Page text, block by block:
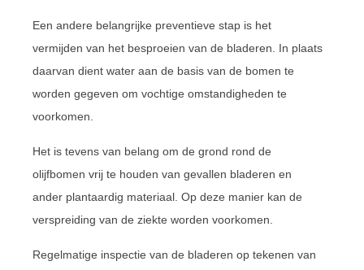
Een andere belangrijke preventieve stap is het
vermijden van het besproeien van de bladeren. In plaats
daarvan dient water aan de basis van de bomen te
worden gegeven om vochtige omstandigheden te
voorkomen.
Het is tevens van belang om de grond rond de
olijfbomen vrij te houden van gevallen bladeren en
ander plantaardig materiaal. Op deze manier kan de
verspreiding van de ziekte worden voorkomen.
Regelmatige inspectie van de bladeren op tekenen van